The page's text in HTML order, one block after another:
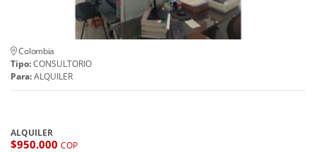
Colombia
Tipo:CONSULTORIO
Para:ALQUILER
ALQUILER
$950.000 COP